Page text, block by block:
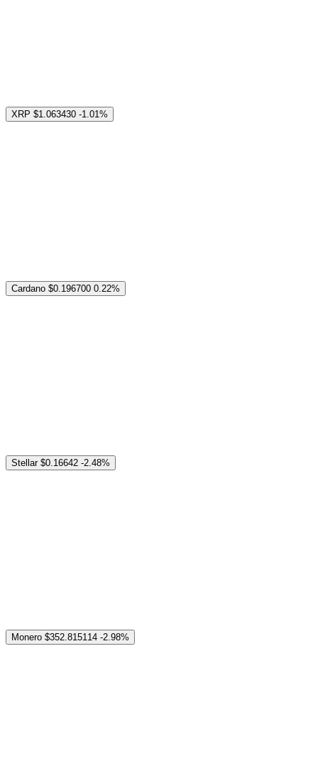
XRP $1.063430 -1.01%
Cardano $0.196700 0.22%
Stellar $0.16642 -2.48%
Monero $352.815114 -2.98%